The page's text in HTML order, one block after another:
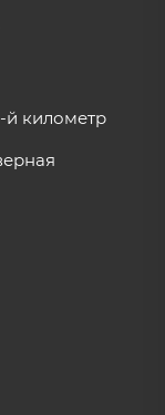
й километр